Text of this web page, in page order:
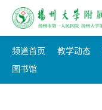
频道首页 教学动态
图书馆